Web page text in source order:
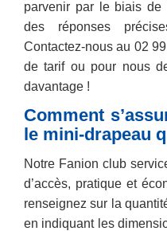
parvenir par le biais de
des réponses
Contactez-nous au 02
de tarif ou pour nous
davantage !
Comment
le mini-drapeau
Notre Fanion club
d’accès, pratique et
renseignez sur la
en indiquant les